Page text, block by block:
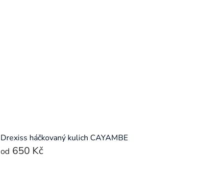
Drexiss háčkovaný kulich CAYAMBE
od 650 Kč